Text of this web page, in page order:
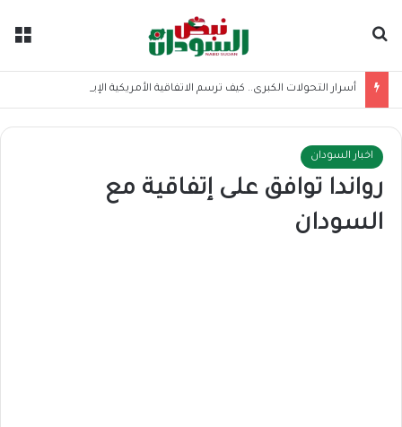
اخبار السودان
رواندا توافق على إتفاقية مع
السودان